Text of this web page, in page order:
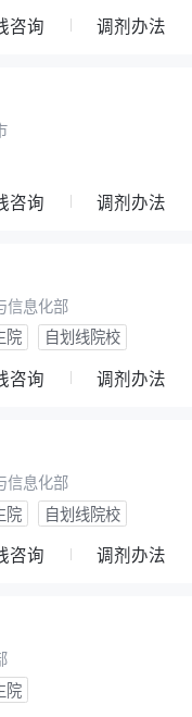
咨询 调剂办法
咨询 调剂办法
信息化部
院 自划线院校
咨询 调剂办法
信息化部
院 自划线院校
咨询 调剂办法
院